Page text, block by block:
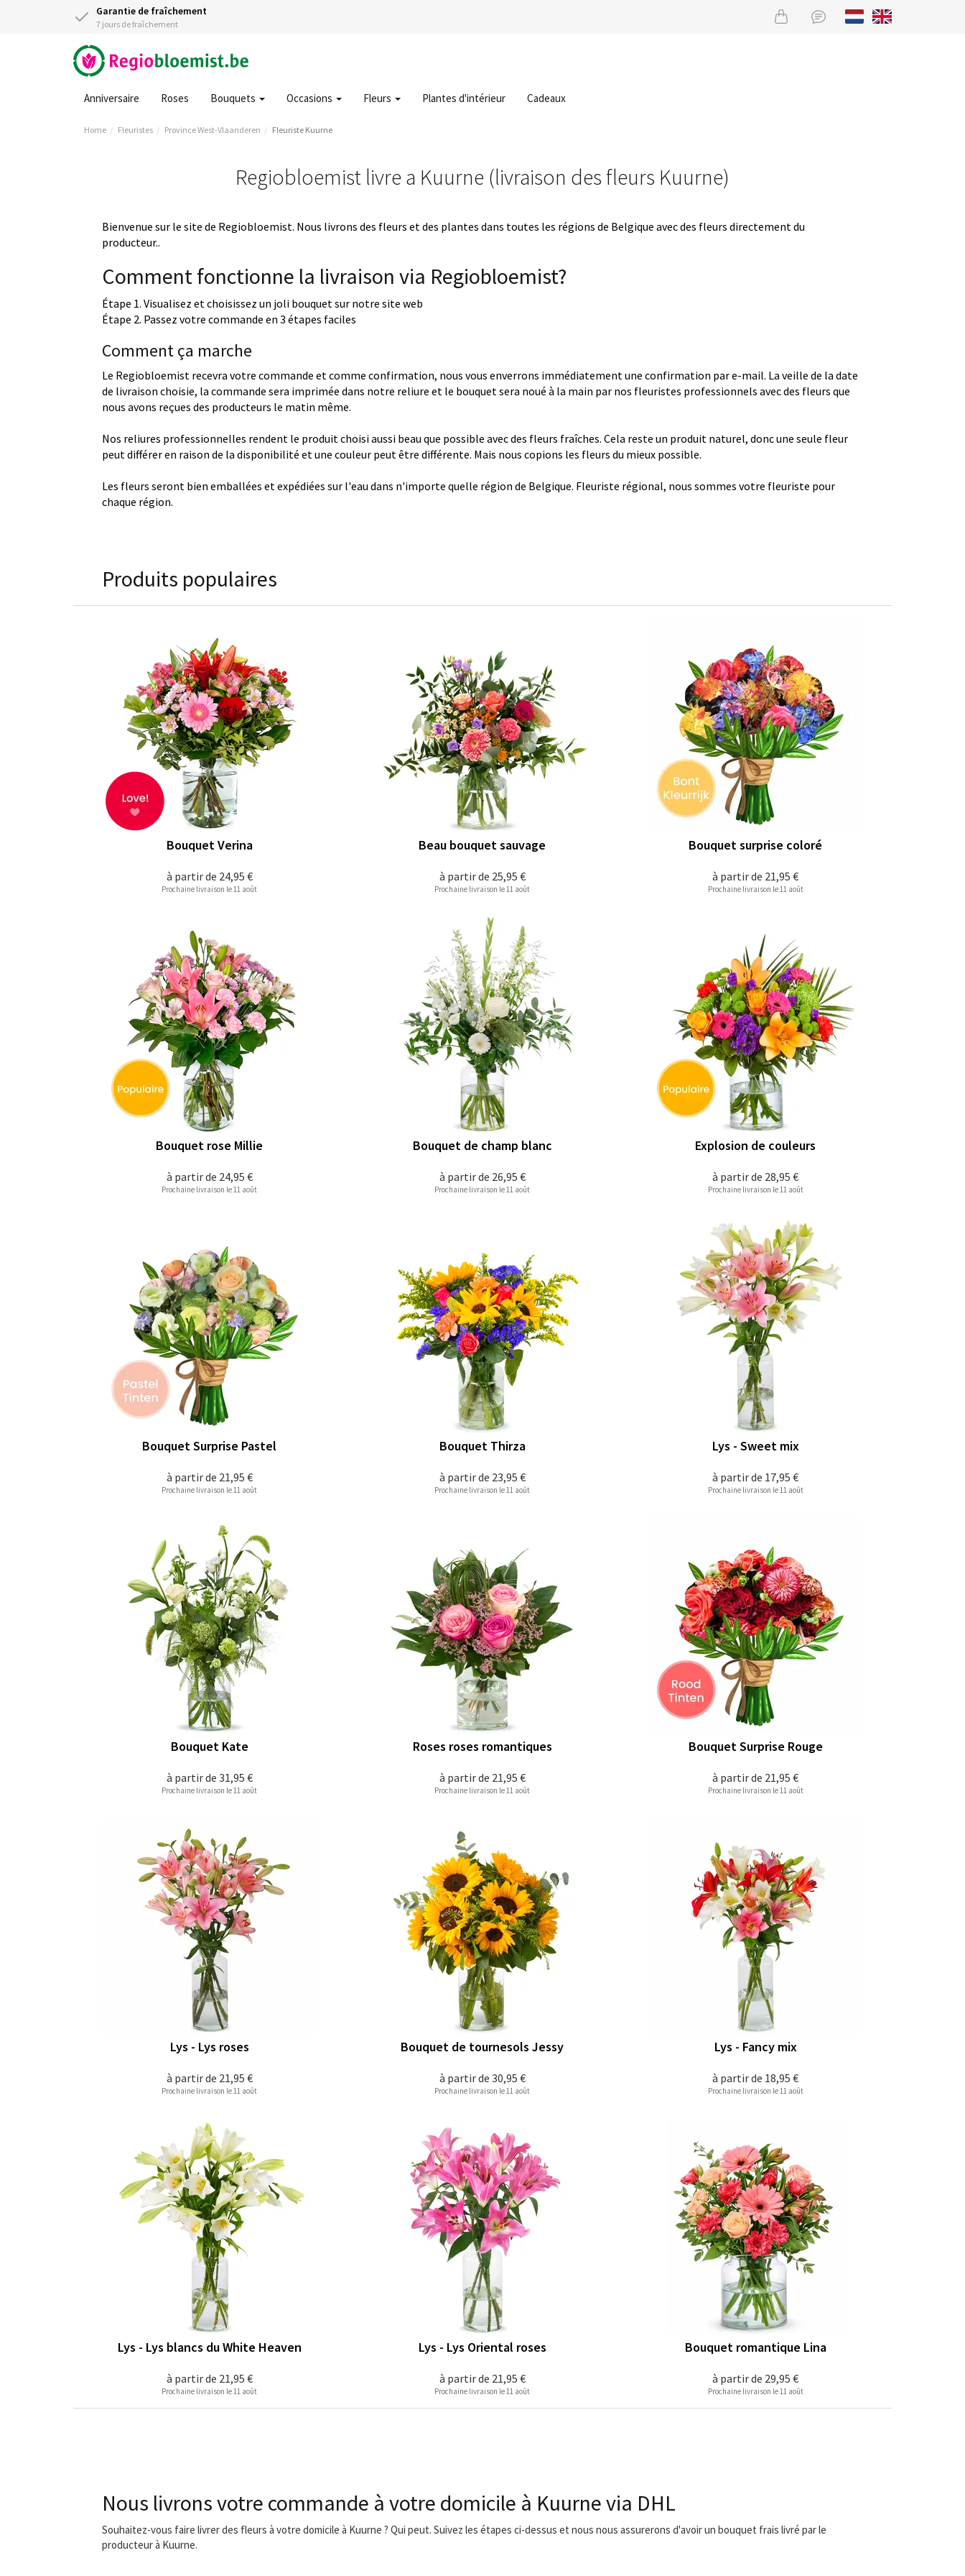
Garantie de fraîchement
7 jours de fraîchement
Anniversaire Roses Bouquets Occasions Fleurs Plantes d'intérieur Cadeaux
Home Fleuristes Province West-Vlaanderen Fleuriste Kuurne
Regiobloemist livre a Kuurne (livraison des fleurs Kuurne)
Bienvenue sur le site de Regiobloemist. Nous livrons des fleurs et des plantes dans toutes les régions de Belgique avec des fleurs directement du
producteur..
Comment fonctionne la livraison via Regiobloemist?
Étape 1. Visualisez et choisissez un joli bouquet sur notre site web
Étape 2. Passez votre commande en 3 étapes faciles
Comment ça marche
Le Regiobloemist recevra votre commande et comme confirmation, nous vous enverrons immédiatement une confirmation par e-mail. La veille de la date
de livraison choisie, la commande sera imprimée dans notre reliure et le bouquet sera noué à la main par nos fleuristes professionnels avec des fleurs que
nous avons reçues des producteurs le matin même.
Nos reliures professionnelles rendent le produit choisi aussi beau que possible avec des fleurs fraîches. Cela reste un produit naturel, donc une seule fleur
peut différer en raison de la disponibilité et une couleur peut être différente. Mais nous copions les fleurs du mieux possible.
Les fleurs seront bien emballées et expédiées sur l'eau dans n'importe quelle région de Belgique. Fleuriste régional, nous sommes votre fleuriste pour
chaque région.
Produits populaires
à partir de 24,95 €
Bouquet Verina
Prochaine livraison le 11 août
à partir de 25,95 €
Beau bouquet sauvage
Prochaine livraison le 11 août
à partir de 21,95 €
Bouquet surprise coloré
Prochaine livraison le 11 août
à partir de 24,95 €
Bouquet rose Millie
Prochaine livraison le 11 août
à partir de 26,95 €
Bouquet de champ blanc
Prochaine livraison le 11 août
à partir de 28,95 €
Explosion de couleurs
Prochaine livraison le 11 août
à partir de 21,95 €
Bouquet Surprise Pastel
Prochaine livraison le 11 août
à partir de 23,95 €
Bouquet Thirza
Prochaine livraison le 11 août
à partir de 17,95 €
Lys - Sweet mix
Prochaine livraison le 11 août
à partir de 31,95 €
Bouquet Kate
Prochaine livraison le 11 août
à partir de 21,95 €
Roses roses romantiques
Prochaine livraison le 11 août
à partir de 21,95 €
Bouquet Surprise Rouge
Prochaine livraison le 11 août
à partir de 21,95 €
Lys - Lys roses
Prochaine livraison le 11 août
à partir de 30,95 €
Bouquet de tournesols Jessy
Prochaine livraison le 11 août
à partir de 18,95 €
Lys - Fancy mix
Prochaine livraison le 11 août
à partir de 21,95 €
Lys - Lys blancs du White Heaven
Prochaine livraison le 11 août
à partir de 21,95 €
Lys - Lys Oriental roses
Prochaine livraison le 11 août
à partir de 29,95 €
Bouquet romantique Lina
Prochaine livraison le 11 août
Nous livrons votre commande à votre domicile à Kuurne via DHL
Souhaitez-vous faire livrer des fleurs à votre domicile à Kuurne ? Qui peut. Suivez les étapes ci-dessus et nous nous assurerons d'avoir un bouquet frais livré par le
producteur à Kuurne.